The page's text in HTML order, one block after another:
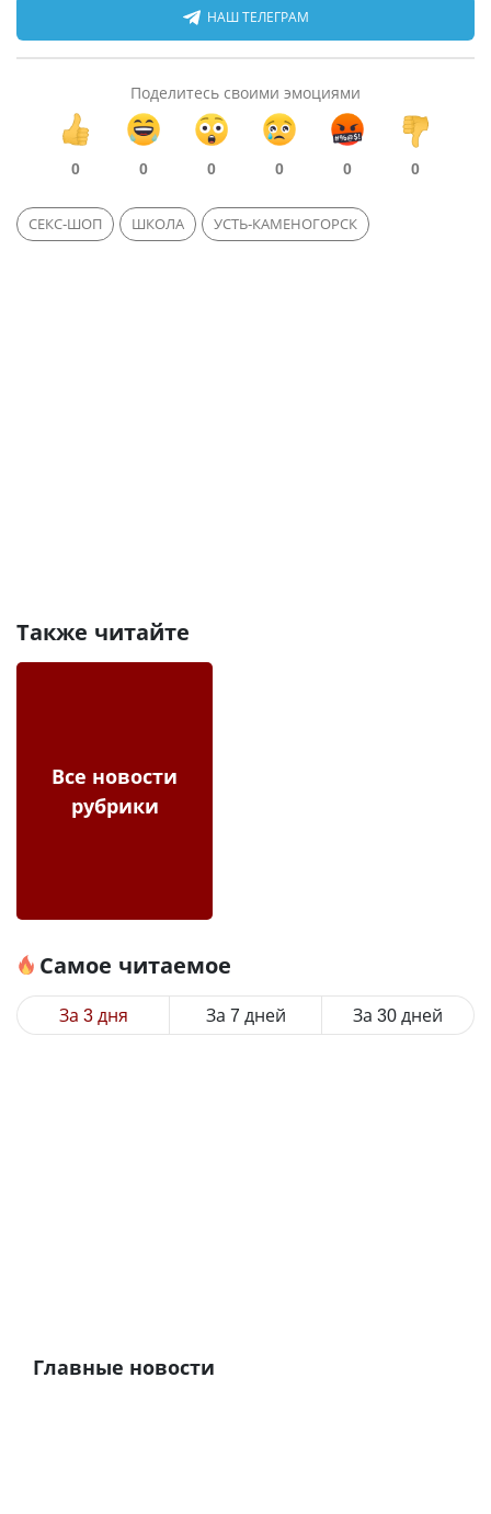
НАШ ТЕЛЕГРАМ
Поделитесь своими эмоциями
0 0 0 0 0 0
СЕКС-ШОП ШКОЛА УСТЬ-КАМЕНОГОРСК
Также читайте
Все новости
рубрики
Самое читаемое
За 3 дня За 7 дней За 30 дней
Главные новости